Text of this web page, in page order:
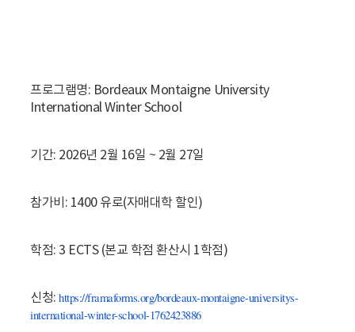
프로그램명: Bordeaux Montaigne University
International Winter School
기간: 2026년 2월 16일 ~ 2월 27일
참가비: 1400 유로(자매대학 할인)
학점: 3 ECTS (본교 학점 환산시 1학점)
신청:https://framaforms.org/bordeaux-montaigne-universitys-
international-winter-school-1762423886